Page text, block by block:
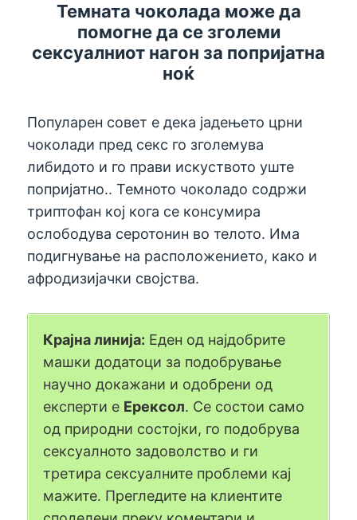
Темната чоколада може да
помогне да се зголеми
сексуалниот нагон за попријатна
ноќ
Популарен совет е дека јадењето црни
чоколади пред секс го зголемува
либидото и го прави искуството уште
попријатно.. Темното чоколадо содржи
триптофан кој кога се консумира
ослободува серотонин во телото. Има
подигнување на расположението, како и
афродизијачки својства.
Крајна линија: Еден од најдобрите
машки додатоци за подобрување
научно докажани и одобрени од
експерти е Ерексол. Се состои само
од природни состојки, го подобрува
сексуалното задоволство и ги
третира сексуалните проблеми кај
мажите. Прегледите на клиентите